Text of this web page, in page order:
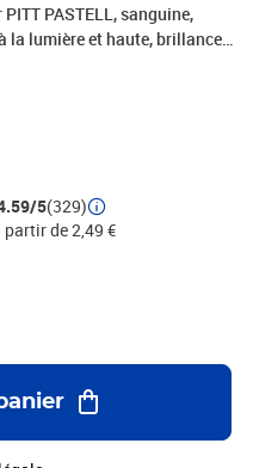
PASTELL, sanguine,
la lumière et haute, brillance
peut, être taillé avec le
5(329)
de 2,49 €